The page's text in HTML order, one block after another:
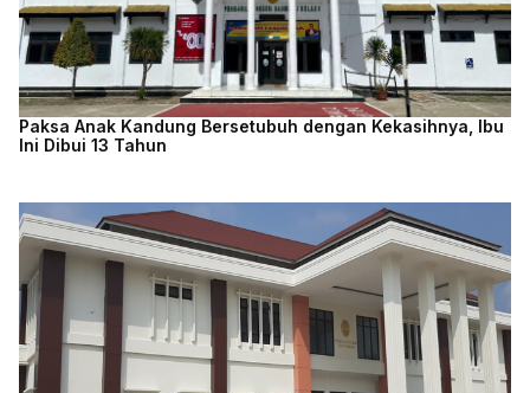
Paksa Anak Kandung Bersetubuh dengan Kekasihnya, Ibu
Ini Dibui 13 Tahun